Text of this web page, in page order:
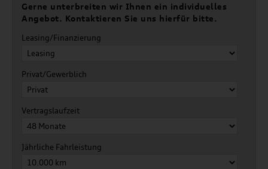
Gerne unterbreiten wir Ihnen ein individuelles
Angebot. Kontaktieren Sie uns hierfür bitte.
Leasing/Finanzierung
Privat/Gewerblich
Vertragslaufzeit
Jährliche Fahrleistung